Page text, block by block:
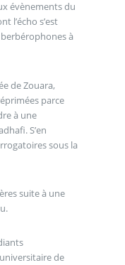
évènements du
l’écho s’est
à
de Zouara,
parce
à une
S’en
sous la
suite à une
de